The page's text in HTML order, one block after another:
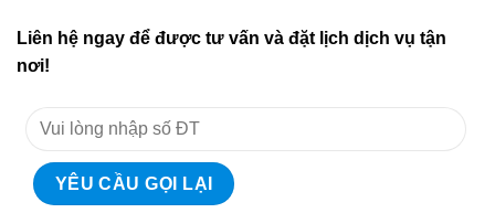
Liên hệ ngay để được tư vấn và đặt lịch dịch vụ tận
nơi!